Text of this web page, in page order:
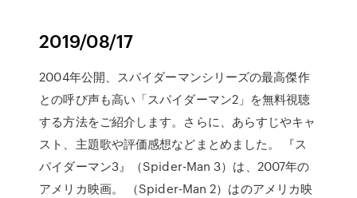
2019/08/17
2004年公開、スパイダーマンシリーズの最高傑作
との呼び声も高い「スパイダーマン2」を無料視聴
する方法をご紹介します。さらに、あらすじやキャ
スト、主題歌や評価感想などまとめました。 『ス
パイダーマン3』（Spider-Man 3）は、2007年の
アメリカ映画。 （Spider-Man 2）はのアメリカ映